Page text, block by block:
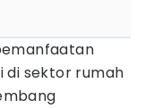
di sektor rumah